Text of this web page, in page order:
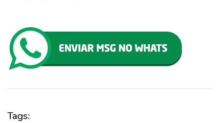
Tags: